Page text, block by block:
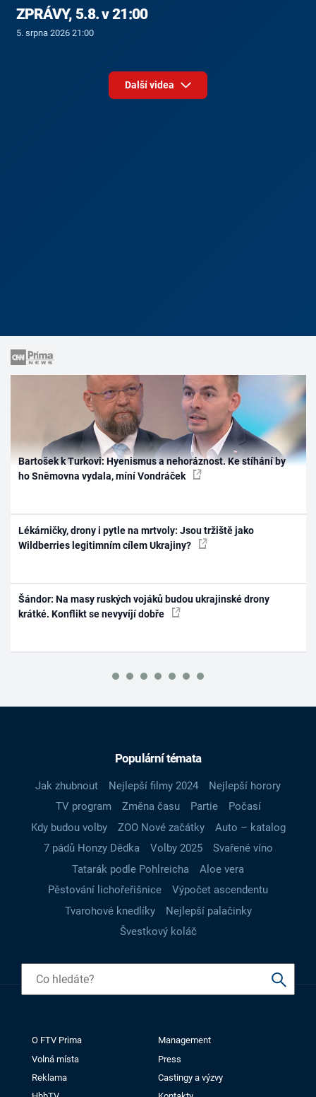
ZPRÁVY, 5.8. v 21:00
5. srpna 2026 21:00
Další videa
Bartošek k Turkovi: Hyenismus a nehoráznost. Ke stíhání by
ho Sněmovna vydala, míní Vondráček
Lékárničky, drony i pytle na mrtvoly: Jsou tržiště jako
Wildberries legitimním cílem Ukrajiny?
Šándor: Na masy ruských vojáků budou ukrajinské drony
krátké. Konflikt se nevyvíjí dobře
Populární témata
Jak zhubnout Nejlepší filmy 2024
Nejlepší horory
TV program
Změna času Partie
Počasí
Kdy budou volby
ZOO Nové začátky
Auto – katalog
7 pádů Honzy Dědka
Volby 2025
Svařené víno
Tatarák podle Pohlreicha
Aloe vera
Pěstování lichořeřišnice
Výpočet ascendentu
Tvarohové knedlíky
Nejlepší palačinky
Švestkový koláč
O FTV Prima
Management
Volná místa
Press
Reklama
Castingy a výzvy